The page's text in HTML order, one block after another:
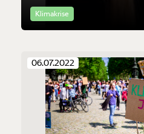
Klimakrise
06.07.2022